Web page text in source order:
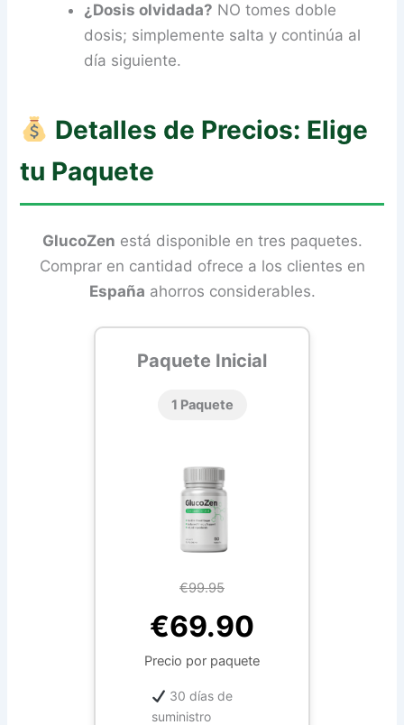
¿Dosis olvidada? NO tomes doble
dosis; simplemente salta y continúa al
día siguiente.
Detalles de Precios: Elige
tu Paquete
GlucoZen está disponible en tres paquetes.
Comprar en cantidad ofrece a los clientes en
España ahorros considerables.
Paquete Inicial
1 Paquete
€99.95
€69.90
Precio por paquete
30 días de
suministro